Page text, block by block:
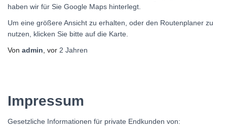
haben wir für Sie Google Maps hinterlegt.
Um eine größere Ansicht zu erhalten, oder den Routenplaner zu
nutzen, klicken Sie bitte auf die Karte.
Von admin , vor 2 Jahren
Impressum
Gesetzliche Informationen für private Endkunden von: